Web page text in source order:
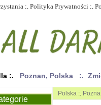
:. Polityka Prywatności :.
:. Poznan, Polska :.
Polska :.